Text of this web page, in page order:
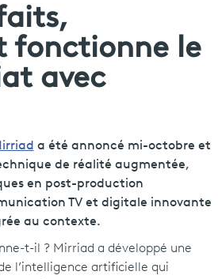
fonctionne le
avec
a été annoncé mi-octobre et
de réalité augmentée,
en post-production
TV et digitale innovante
au contexte.
t-il ? Mirriad a développé une
l’intelligence artificielle qui